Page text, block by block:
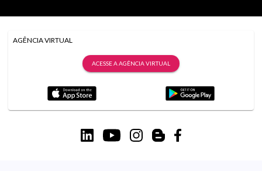
AGÊNCIA VIRTUAL
ACESSE A AGÊNCIA VIRTUAL